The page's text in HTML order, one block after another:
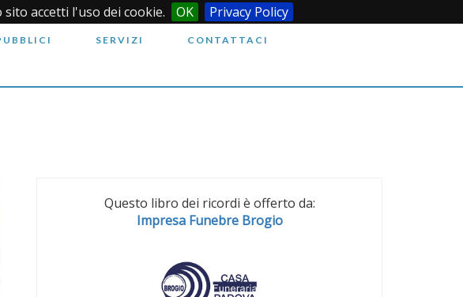
accetti l'uso dei cookie. OK Privacy Policy
SERVIZI CONTATTACI
Questo libro dei ricordi è offerto da:
Impresa Funebre Brogio